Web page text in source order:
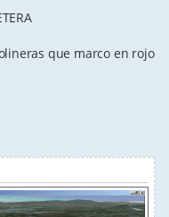
que marco en rojo